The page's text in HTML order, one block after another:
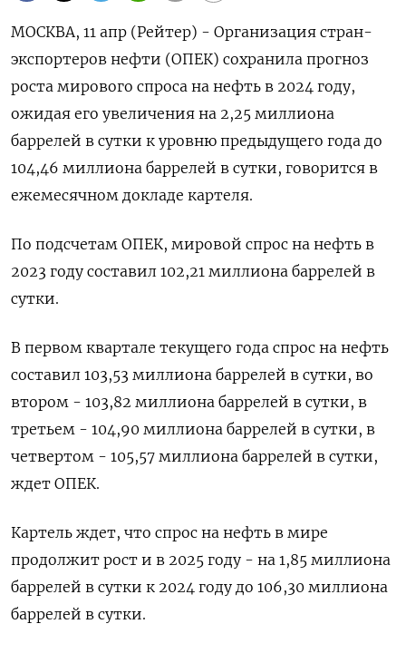
МОСКВА, 11 апр (Рейтер) - Организация стран-
экспортеров нефти (ОПЕК) сохранила прогноз
роста мирового спроса на нефть в 2024 году,
ожидая его увеличения на 2,25 миллиона
баррелей в сутки к уровню предыдущего года до
104,46 миллиона баррелей в сутки, говорится в
ежемесячном докладе картеля.
По подсчетам ОПЕК, мировой спрос на нефть в
2023 году составил 102,21 миллиона баррелей в
сутки.
В первом квартале текущего года спрос на нефть
составил 103,53 миллиона баррелей в сутки, во
втором - 103,82 миллиона баррелей в сутки, в
третьем - 104,90 миллиона баррелей в сутки, в
четвертом - 105,57 миллиона баррелей в сутки,
ждет ОПЕК.
Картель ждет, что спрос на нефть в мире
продолжит рост и в 2025 году - на 1,85 миллиона
баррелей в сутки к 2024 году до 106,30 миллиона
баррелей в сутки.